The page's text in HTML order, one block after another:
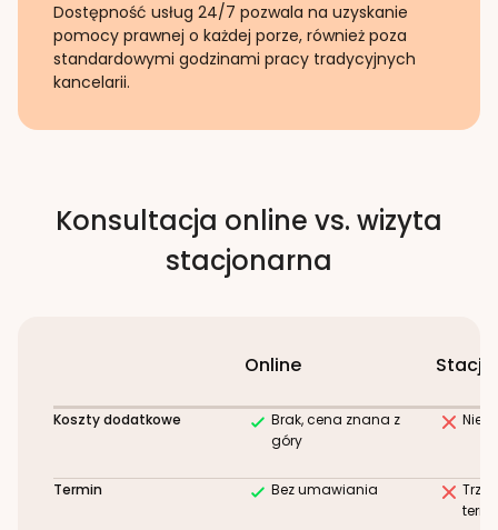
Dostępność usług 24/7 pozwala na uzyskanie
pomocy prawnej o każdej porze, również poza
standardowymi godzinami pracy tradycyjnych
kancelarii.
Konsultacja online vs. wizyta
stacjonarna
Online
Koszty dodatkowe
Brak, cena znana z
góry
Termin Bez umawiania